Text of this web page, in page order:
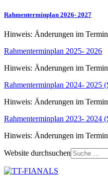
Rahmenterminplan 2026- 2027
Hinweis: Änderungen im
Rahmenterminplan 2025- 2026
Hinweis: Änderungen im
Rahmenterminplan 2024- 2025
Hinweis: Änderungen im
Rahmenterminplan 2023- 2024
Hinweis: Änderungen im
Website durchsuchen